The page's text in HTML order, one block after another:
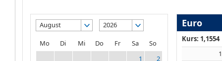
August 2026
Mo Di Mi Do Fr Sa
So
1
2
Euro
Kurs: